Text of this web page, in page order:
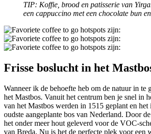
TIP: Koffie, brood en patisserie van
een cappuccino met een chocolate bun
Frisse boslucht in het
Wanneer ik de behoefte heb om de natuur in te
het Mastbos. Vanuit het centrum ben je snel in
van het Mastbos werden in 1515 geplant en het
oudste aangeplante bos van Nederland. Door
het onder meer hout geleverd voor de VOC-
van Breda. Nu is het de perfecte plek voor een